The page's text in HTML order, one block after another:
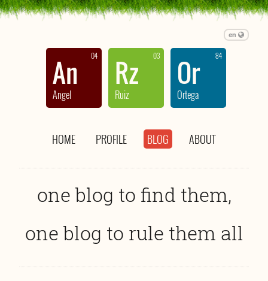
en
04
An
Angel
03
Rz
Ruiz
84
Or
Ortega
HOME PROFILE BLOG ABOUT
one blog to find them,
one blog to rule them all